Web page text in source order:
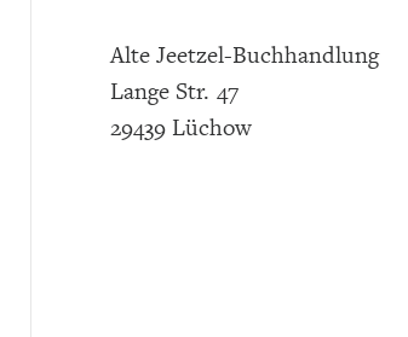
Alte Jeetzel-Buchhandlung
Lange Str. 47
29439 Lüchow